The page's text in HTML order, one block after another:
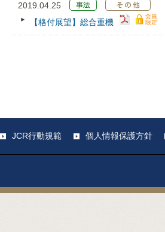
2019.04.25
【格付展望】総合重機
JCR行動規範 個人情報保護方針